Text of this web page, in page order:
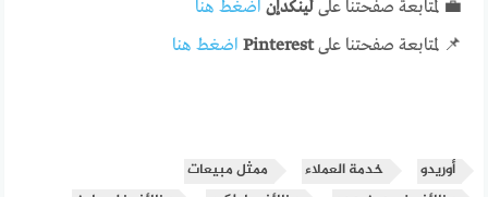
💼 لمتابعة صفحتنا علىلينكدإن اضغط هنا
📌 لمتابعة صفحتنا علىPinterest اضغط هنا
أوريدو خدمة العملاء
ممثل مبيعات